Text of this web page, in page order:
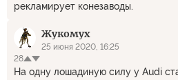
рекламирует конезаводы.
Жукомух
25 июня 2020, 16:25
28
На одну лошадиную силу у Audi